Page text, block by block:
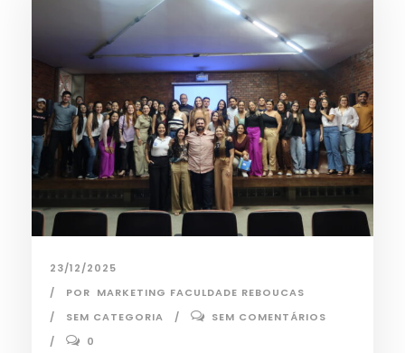
23/12/2025
POR MARKETING FACULDADE REBOUCAS
SEM CATEGORIA
SEM COMENTÁRIOS
0